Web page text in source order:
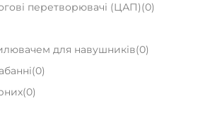
перетворювачі (ЦАП)(0)
для навушників(0)
(0)
(0)